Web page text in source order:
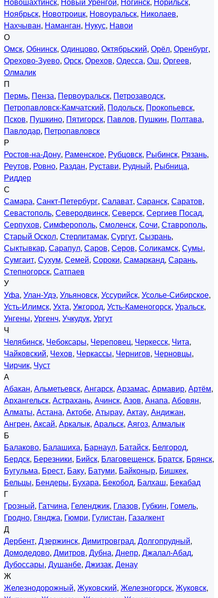
Ноябрьск, Новотроицк, Новоуральск, Николаев,
Нахчыван, Наманган, Нукус, Навои
О
Омск, Обнинск, Одинцово, Октябрьский, Орёл, Оренбург,
Орехово-Зуево, Орск, Орехов, Одесса, Ош, Оргеев,
Олмалик
П
Пермь, Пенза, Первоуральск, Петрозаводск,
Петропавловск-Камчатский, Подольск, Прокопьевск,
Псков, Пушкино, Пятигорск, Павлов, Пушкин, Полтава,
Павлодар, Петропавловск
Р
Ростов-на-Дону, Раменское, Рубцовск, Рыбинск, Рязань,
Реутов, Ровно, Раздан, Рустави, Рудный, Рыбница,
Риддер
С
Самара, Санкт-Петербург, Салават, Саранск, Саратов,
Севастополь, Северодвинск, Северск, Сергиев Посад,
Серпухов, Симферополь, Смоленск, Сочи, Ставрополь,
Старый Оскол, Стерлитамак, Сургут, Сызрань,
Сыктывкар, Сарапул, Саров, Серов, Соликамск, Сумы,
Сумгаит, Сухум, Семей, Сороки, Самарканд, Сарань,
Степногорск, Сатпаев
У
Уфа, Улан-Удэ, Ульяновск, Уссурийск, Усолье-Сибирское,
Усть-Илимск, Ухта, Ужгород, Усть-Каменогорск, Уральск,
Унгены, Ургенч, Учкудук, Ургут
Ч
Челябинск, Чебоксары, Череповец, Черкесск, Чита,
Чайковский, Чехов, Черкассы, Чернигов, Черновцы,
Чирчик, Чуст
А
Абакан, Альметьевск, Ангарск, Арзамас, Армавир, Артём,
Архангельск, Астрахань, Ачинск, Азов, Анапа, Абовян,
Алматы, Астана, Актобе, Атырау, Актау, Андижан,
Ангрен, Аксай, Аркалык, Аральск, Аягоз, Алмалык
Б
Балаково, Балашиха, Барнаул, Батайск, Белгород,
Бердск, Березники, Бийск, Благовещенск, Братск, Брянск,
Бугульма, Брест, Баку, Батуми, Байконыр, Бишкек,
Бельцы, Бендеры, Бухара, Бекобод, Балхаш, Бекабад
Г
Грозный, Гатчина, Геленджик, Глазов, Губкин, Гомель,
Гродно, Гянджа, Гюмри, Гулистан, Газалкент
Д
Дербент, Дзержинск, Димитровград, Долгопрудный,
Домодедово, Дмитров, Дубна, Днепр, Джалал-Абад,
Дубоссары, Душанбе, Джизак, Денау
Ж
Железнодорожный, Жуковский, Железногорск, Жуковск,